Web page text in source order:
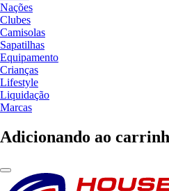
Nações
Clubes
Camisolas
Sapatilhas
Equipamento
Crianças
Lifestyle
Liquidação
Marcas
Adicionando ao